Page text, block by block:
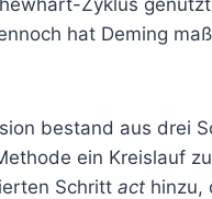
hat Deming
bestand aus drei
ein Kreislauf
Schritt act hinzu,